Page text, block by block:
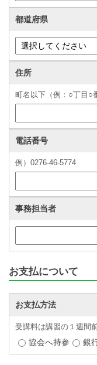
都道府県
住所
町名以下（例：○丁目○
電話番号
例）0276-46-5774
事務担当者
お支払について
お支払方法
受講料は講習の１週間
協会へ持参 銀